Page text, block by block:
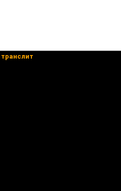
транслит